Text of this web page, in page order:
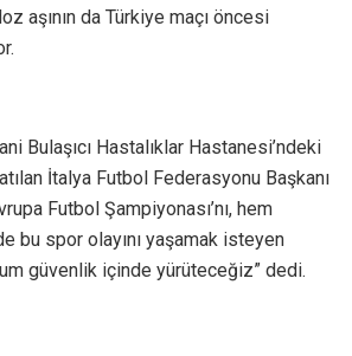
aşının da Türkiye maçı öncesi
Bulaşıcı Hastalıklar Hastanesi’ndeki
İtalya Futbol Federasyonu Başkanı
Futbol Şampiyonası’nı, hem
bu spor olayını yaşamak isteyen
güvenlik içinde yürüteceğiz” dedi.